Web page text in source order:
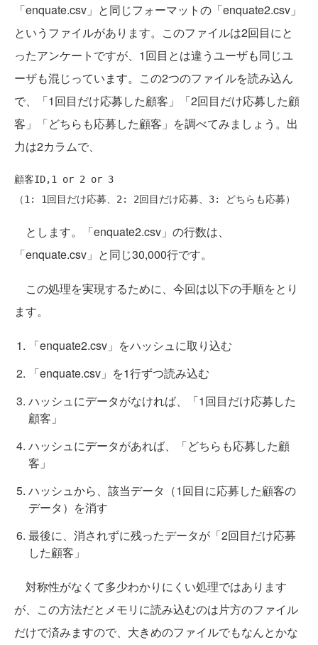
「enquate.csv」と同じフォーマットの「enquate2.csv」
というファイルがあります。このファイルは2回目にと
ったアンケートですが、1回目とは違うユーザも同じユ
ーザも混じっています。この2つのファイルを読み込ん
で、「1回目だけ応募した顧客」「2回目だけ応募した顧
客」「どちらも応募した顧客」を調べてみましょう。出
力は2カラムで、
顧客ID,1 or 2 or 3
とします。「enquate2.csv」の行数は、
「enquate.csv」と同じ30,000行です。
この処理を実現するために、今回は以下の手順をとり
ます。
「enquate2.csv」をハッシュに取り込む
「enquate.csv」を1行ずつ読み込む
ハッシュにデータがなければ、「1回目だけ応募した
顧客」
ハッシュにデータがあれば、「どちらも応募した顧
客」
ハッシュから、該当データ（1回目に応募した顧客の
データ）を消す
最後に、消されずに残ったデータが「2回目だけ応募
した顧客」
対称性がなくて多少わかりにくい処理ではあります
が、この方法だとメモリに読み込むのは片方のファイル
だけで済みますので、大きめのファイルでもなんとかな